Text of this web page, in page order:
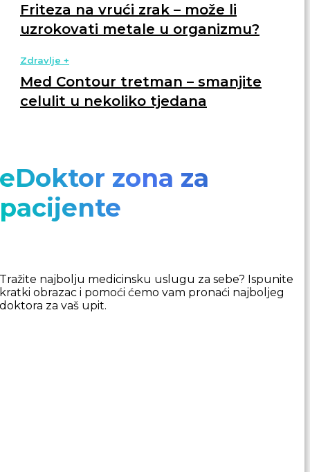
Friteza na vrući zrak – može li
uzrokovati metale u organizmu?
Zdravlje +
Med Contour tretman – smanjite
celulit u nekoliko tjedana
eDoktor zona za
pacijente
Tražite najbolju medicinsku uslugu za sebe? Ispunite
kratki obrazac i pomoći ćemo vam pronaći najboljeg
doktora za vaš upit.